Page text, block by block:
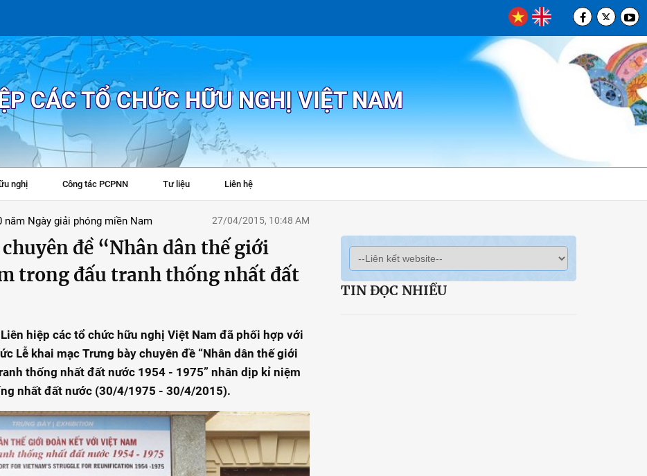
CÁC TỔ CHỨC HỮU NGHỊ VIỆT NAM
nghị Công tác PCPNN Tư liệu Liên hệ
năm Ngày giải phóng miền Nam 27/04/2015, 10:48 AM
đề “Nhân dân thế giới
trong đấu tranh thống nhất đất
hiệp các tổ chức hữu nghị Việt Nam đã phối hợp với
Lễ khai mạc Trưng bày chuyên đề “Nhân dân thế giới
thống nhất đất nước 1954 - 1975” nhân dịp kỉ niệm
nhất đất nước (30/4/1975 - 30/4/2015).
TIN ĐỌC NHIỀU